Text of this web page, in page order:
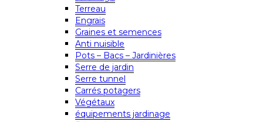
Terreau
Engrais
Graines et semences
Anti nuisible
Pots – Bacs – Jardinières
Serre de jardin
Serre tunnel
Carrés potagers
Végétaux
équipements jardinage